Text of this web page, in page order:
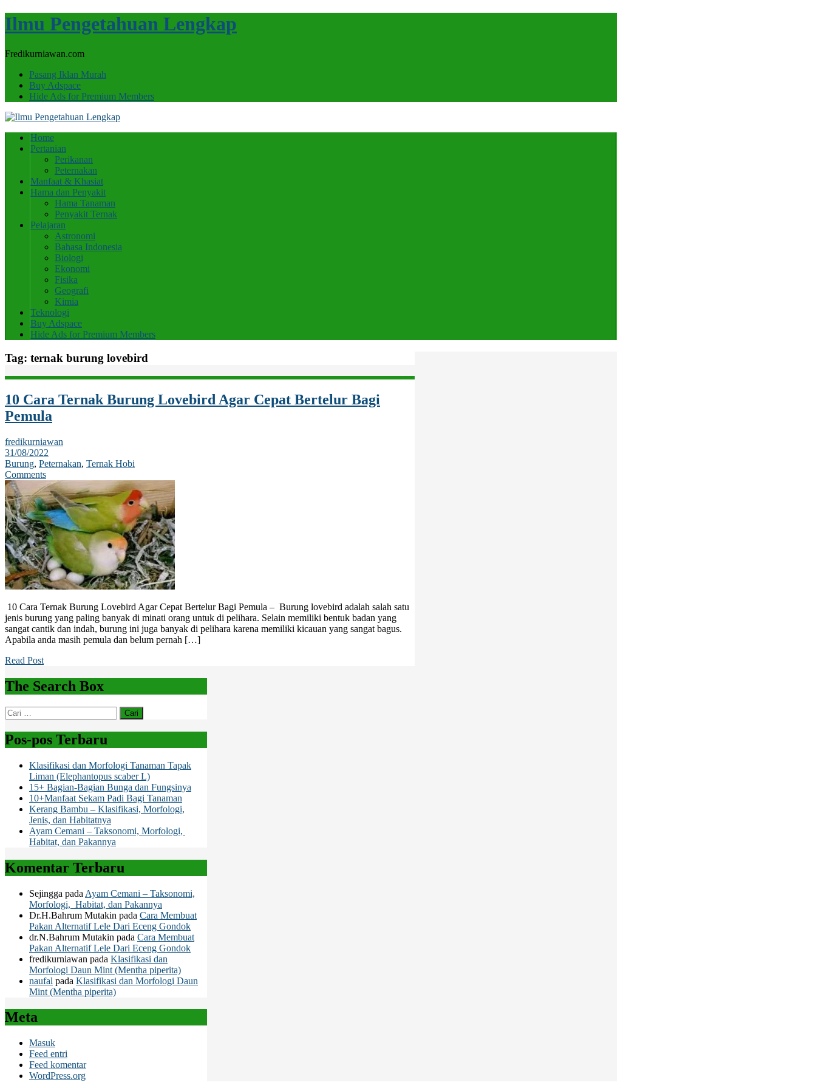
Ilmu Pengetahuan Lengkap
Fredikurniawan.com
Pasang Iklan Murah
Buy Adspace
Hide Ads for Premium Members
Home
Pertanian
Perikanan
Peternakan
Manfaat & Khasiat
Hama dan Penyakit
Hama Tanaman
Penyakit Ternak
Pelajaran
Astronomi
Bahasa Indonesia
Biologi
Ekonomi
Fisika
Geografi
Kimia
Teknologi
Buy Adspace
Hide Ads for Premium Members
Tag: ternak burung lovebird
10 Cara Ternak Burung Lovebird Agar Cepat Bertelur Bagi
Pemula
fredikurniawan
31/08/2022
Burung, Peternakan, Ternak Hobi
Comments
10 Cara Ternak Burung Lovebird Agar Cepat Bertelur Bagi Pemula – Burung lovebird adalah salah satu
jenis burung yang paling banyak di minati orang untuk di pelihara. Selain memiliki bentuk badan yang
sangat cantik dan indah, burung ini juga banyak di pelihara karena memiliki kicauan yang sangat bagus.
Apabila anda masih pemula dan belum pernah […]
Read Post
The Search Box
Cari
untuk:
Pos-pos Terbaru
Klasifikasi dan Morfologi Tanaman Tapak
Liman (Elephantopus scaber L)
15+ Bagian-Bagian Bunga dan Fungsinya
10+Manfaat Sekam Padi Bagi Tanaman
Kerang Bambu – Klasifikasi, Morfologi,
Jenis, dan Habitatnya
Ayam Cemani – Taksonomi, Morfologi,
Habitat, dan Pakannya
Komentar Terbaru
Sejingga pada Ayam Cemani – Taksonomi,
Morfologi, Habitat, dan Pakannya
Dr.H.Bahrum Mutakin pada Cara Membuat
Pakan Alternatif Lele Dari Eceng Gondok
dr.N.Bahrum Mutakin pada Cara Membuat
Pakan Alternatif Lele Dari Eceng Gondok
fredikurniawan pada Klasifikasi dan
Morfologi Daun Mint (Mentha piperita)
naufal pada Klasifikasi dan Morfologi Daun
Mint (Mentha piperita)
Meta
Masuk
Feed entri
Feed komentar
WordPress.org